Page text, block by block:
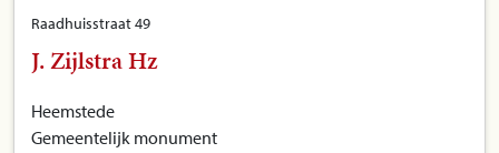
Raadhuisstraat 49
J. Zijlstra Hz
Heemstede
Gemeentelijk monument